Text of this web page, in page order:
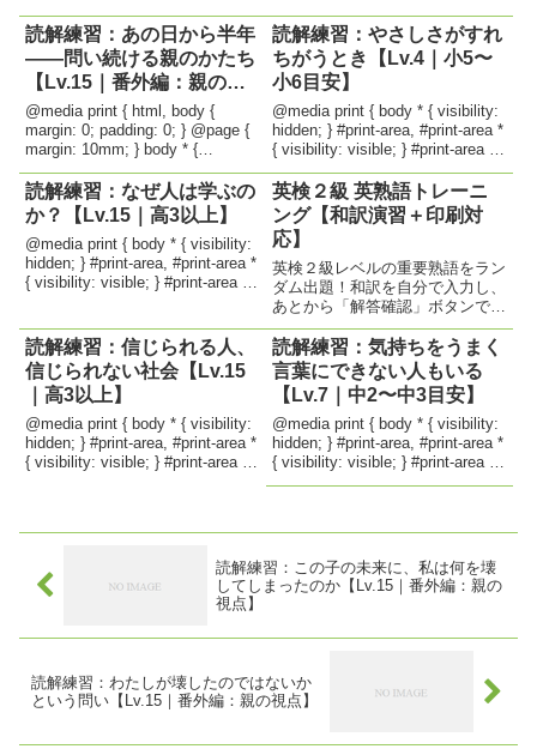
読解練習：あの日から半年
——問い続ける親のかたち
【Lv.15｜番外編：親の視
点】
@media print { html, body {
margin: 0; padding: 0; } @page {
margin: 10mm; } body * {
visibility: hidden; } #print-area,...
読解練習：やさしさがすれ
ちがうとき【Lv.4｜小5〜
小6目安】
@media print { body * { visibility:
hidden; } #print-area, #print-area *
{ visibility: visible; } #print-area {
position...
読解練習：なぜ人は学ぶの
か？【Lv.15｜高3以上】
@media print { body * { visibility:
hidden; } #print-area, #print-area *
{ visibility: visible; } #print-area {
英検２級 英熟語トレーニ
ング【和訳演習＋印刷対
応】
英検２級レベルの重要熟語をラン
ダム出題！和訳を自分で入力し、
あとから「解答確認」ボタンで答
え合わせができます。そのまま印
刷も可能なので、家庭学習や授業
後の復習プリントにも最適。英検
2級 英熟語演習 body{font-
family:sans...
読解練習：信じられる人、
信じられない社会【Lv.15
｜高3以上】
@media print { body * { visibility:
hidden; } #print-area, #print-area *
{ visibility: visible; } #print-area {
読解練習：気持ちをうまく
言葉にできない人もいる
【Lv.7｜中2〜中3目安】
@media print { body * { visibility:
hidden; } #print-area, #print-area *
{ visibility: visible; } #print-area {
position...
読解練習：この子の未来に、私は何を壊
してしまったのか【Lv.15｜番外編：親の
視点】
読解練習：わたしが壊したのではないか
という問い【Lv.15｜番外編：親の視点】